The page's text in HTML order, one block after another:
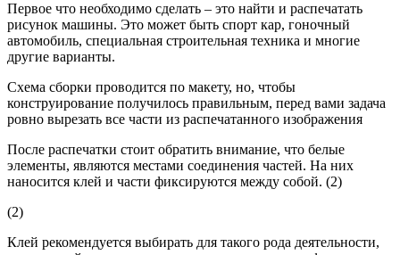
Первое что необходимо сделать – это найти и распечатать
рисунок машины. Это может быть спорт кар, гоночный
автомобиль, специальная строительная техника и многие
другие варианты.
Схема сборки проводится по макету, но, чтобы
конструирование получилось правильным, перед вами задача
ровно вырезать все части из распечатанного изображения
После распечатки стоит обратить внимание, что белые
элементы, являются местами соединения частей. На них
наносится клей и части фиксируются между собой. (2)
(2)
Клей рекомендуется выбирать для такого рода деятельности,